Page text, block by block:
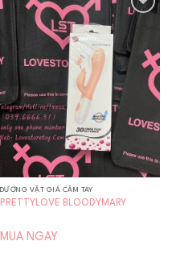
Add to
wishlist
DƯƠNG VẬT GIẢ CẦM TAY
PRETTYLOVE BLOODYMARY
MUA NGAY